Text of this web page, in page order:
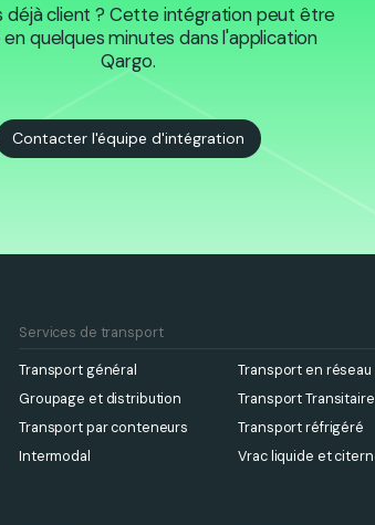
déjà client ? Cette intégration peut être
quelques minutes dans l'application
Qargo.
Contacter l'équipe d'intégration
Services de transport
Transport général
Groupage et distribution
Transport par conteneurs
Intermodal
Transport en réseau
Transport
Transport réfrigéré
Vrac liquide et